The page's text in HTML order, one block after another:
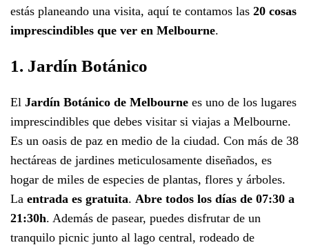
estás planeando una visita, aquí te contamos las 20 cosas
imprescindibles que ver en Melbourne.
1. Jardín Botánico
El Jardín Botánico de Melbourne es uno de los lugares
imprescindibles que debes visitar si viajas a Melbourne.
Es un oasis de paz en medio de la ciudad. Con más de 38
hectáreas de jardines meticulosamente diseñados, es
hogar de miles de especies de plantas, flores y árboles.
La entrada es gratuita. Abre todos los días de 07:30 a
21:30h. Además de pasear, puedes disfrutar de un
tranquilo picnic junto al lago central, rodeado de